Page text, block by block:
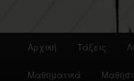
Αρχική Τάξεις
Μαθηματικά